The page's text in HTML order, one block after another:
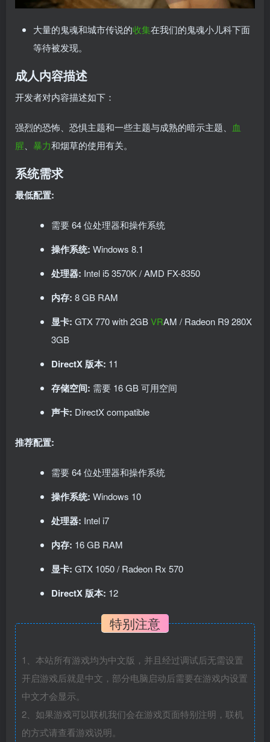
大量的鬼魂和城市传说的收集在我们的鬼魂小儿科下面
等待被发现。
成人内容描述
开发者对内容描述如下：
强烈的恐怖、恐惧主题和一些主题与成熟的暗示主题、 血
腥、 暴力和烟草的使用有关。
系统需求
最低配置:
需要 64 位处理器和操作系统
操作系统: Windows 8.1
处理器: Intel i5 3570K / AMD FX-8350
内存: 8 GB RAM
显卡: GTX 770 with 2GBVRAM / Radeon R9 280X
3GB
DirectX 版本: 11
存储空间: 需要 16 GB 可用空间
声卡: DirectX compatible
推荐配置:
需要 64 位处理器和操作系统
操作系统: Windows 10
处理器: Intel i7
内存: 16 GB RAM
显卡: GTX 1050 / Radeon Rx 570
DirectX 版本: 12
特别注意
1、本站所有游戏均为中文版，并且经过调试后无需设置
开启游戏后就是中文，部分电脑启动后需要在游戏内设置
中文才会显示。
2、如果游戏可以联机我们会在游戏页面特别注明，联机
的方式请查看游戏说明。